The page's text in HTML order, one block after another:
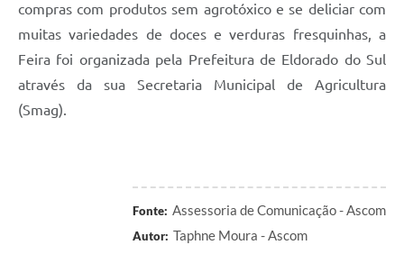
compras com produtos sem agrotóxico e se deliciar com
muitas variedades de doces e verduras fresquinhas, a
Feira foi organizada pela Prefeitura de Eldorado do Sul
através da sua Secretaria Municipal de Agricultura
(Smag).
Fonte: Assessoria de Comunicação - Ascom
Autor: Taphne Moura - Ascom